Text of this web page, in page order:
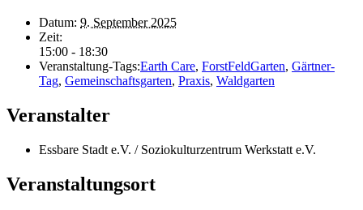
Datum: 9. September 2025
Zeit:
15:00 - 18:30
Veranstaltung-Tags:Earth Care, ForstFeldGarten, Gärtner-
Tag, Gemeinschaftsgarten, Praxis, Waldgarten
Veranstalter
Essbare Stadt e.V. / Soziokulturzentrum Werkstatt e.V.
Veranstaltungsort